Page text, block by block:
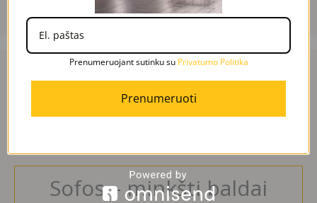
Dažniausiai užduodami
Sofos – minkšti baldai
Prenumeruojant sutinku su Privatumo Politika
Prenumeruoti